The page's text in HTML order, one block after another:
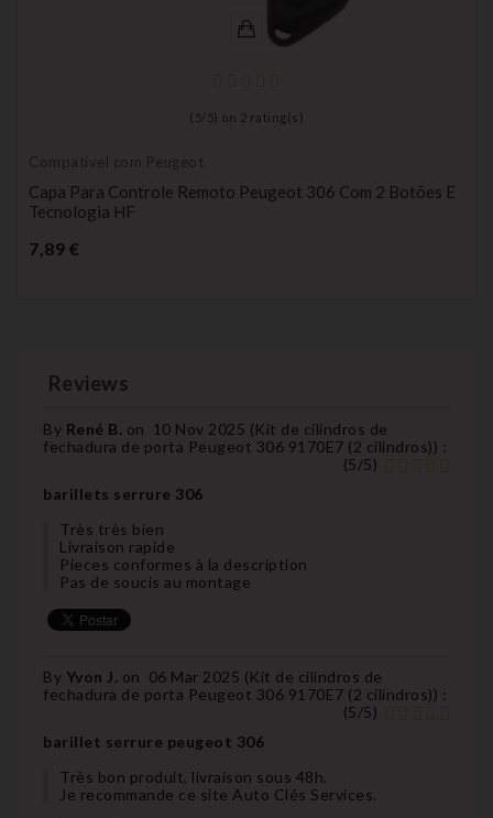
( 5/ 5) on 2 rating(s)
Compatível com Peugeot
Capa Para Controle Remoto Peugeot 306 Com 2 Botões E
Tecnologia HF
7,89 €
Reviews
By René B. on 10 Nov 2025 (Kit de cilindros de
fechadura de porta Peugeot 306 9170E7 (2 cilindros)) :
(5/5)
barillets serrure 306
Très très bien
Livraison rapide
Pieces conformes à la description
Pas de soucis au montage
By Yvon J. on 06 Mar 2025 (Kit de cilindros de
fechadura de porta Peugeot 306 9170E7 (2 cilindros)) :
(5/5)
barillet serrure peugeot 306
Très bon produit, livraison sous 48h.
Je recommande ce site Auto Clés Services.